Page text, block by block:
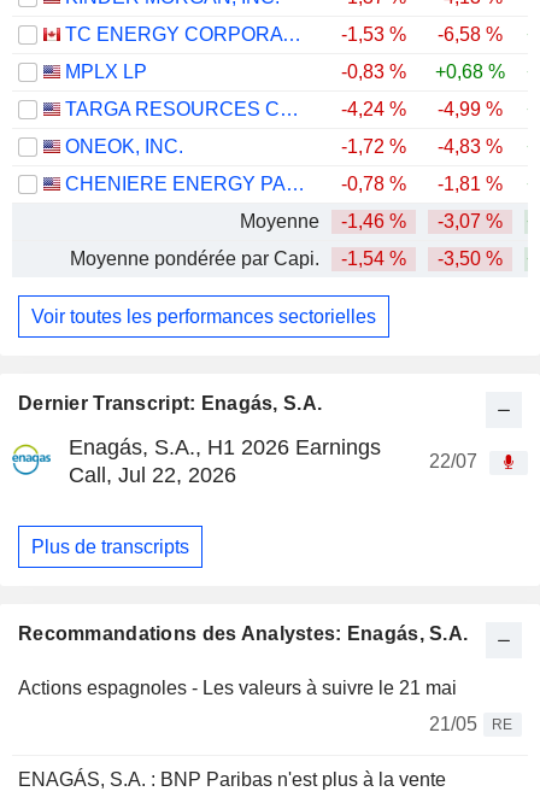
Dernier Transcript: Enagás, S.A.
Enagás, S.A., H1 2026 Earnings
Call, Jul 22, 2026
22/07
Plus de transcripts
Recommandations des Analystes: Enagás, S.A.
Actions espagnoles - Les valeurs à suivre le 21 mai
21/05
RE
ENAGÁS, S.A. : BNP Paribas n'est plus à la vente
TC ENERGY CORPORATION
-1,53 % -6,58 %
MPLX LP
-0,83 % +0,68 %
TARGA RESOURCES CORP.
-4,24 % -4,99 %
ONEOK, INC.
-1,72 % -4,83 %
CHENIERE ENERGY PARTNERS, L.P.
-0,78 % -1,81 %
Moyenne
-1,46 % -3,07 %
Moyenne pondérée par Capi.
-1,54 % -3,50 %
Voir toutes les performances sectorielles